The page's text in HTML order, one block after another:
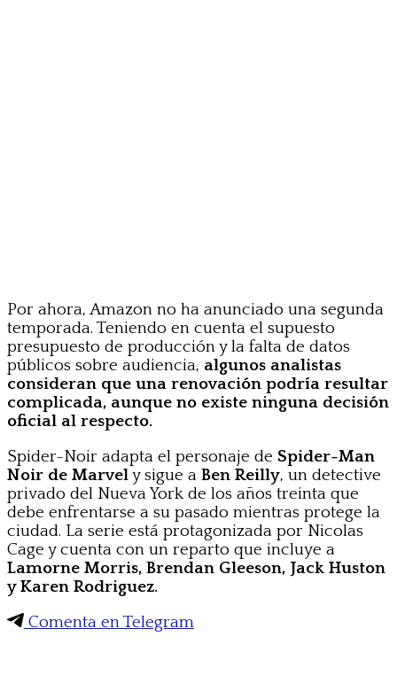
Por ahora, Amazon no ha anunciado una segunda
temporada. Teniendo en cuenta el supuesto
presupuesto de producción y la falta de datos
públicos sobre audiencia, algunos analistas
consideran que una renovación podría resultar
complicada, aunque no existe ninguna decisión
oficial al respecto.
Spider-Noir adapta el personaje de Spider-Man
Noir de Marvely sigue a Ben Reilly, un detective
privado del Nueva York de los años treinta que
debe enfrentarse a su pasado mientras protege la
ciudad. La serie está protagonizada por Nicolas
Cage y cuenta con un reparto que incluye a
Lamorne Morris, Brendan Gleeson, Jack Huston
y Karen Rodriguez.
Comenta en Telegram